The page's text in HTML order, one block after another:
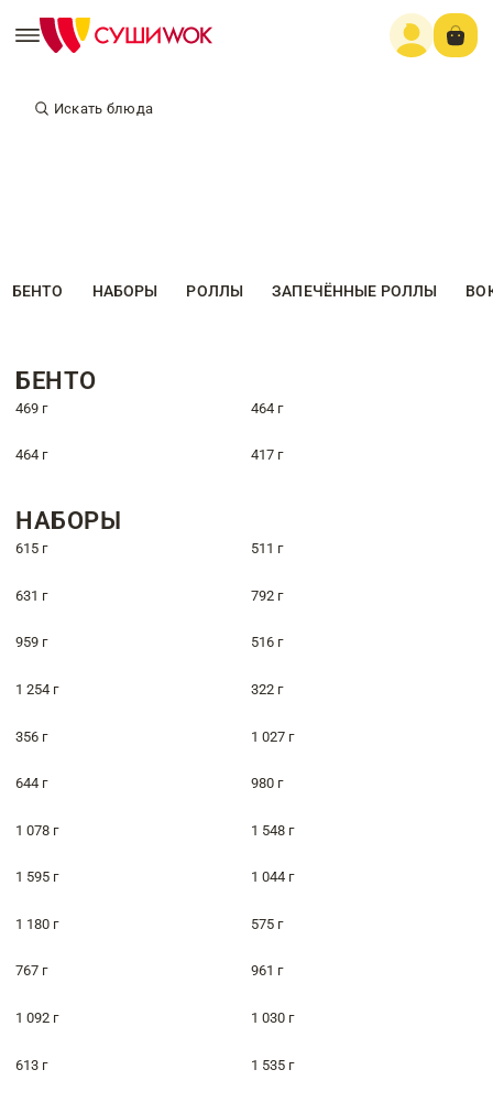
Искать блюда
БЕНТО НАБОРЫ РОЛЛЫ ЗАПЕЧЁННЫЕ РОЛЛЫ
БЕНТО
469 г 464 г
464 г 417 г
НАБОРЫ
615 г 511 г
631 г 792 г
959 г 516 г
1 254 г 322 г
356 г 1 027 г
644 г 980 г
1 078 г 1 548 г
1 595 г 1 044 г
1 180 г 575 г
767 г 961 г
1 092 г 1 030 г
613 г 1 535 г